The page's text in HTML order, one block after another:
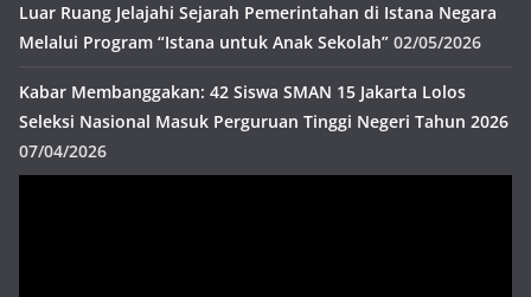
Luar Ruang Jelajahi Sejarah Pemerintahan di Istana Negara
Melalui Program “Istana untuk Anak Sekolah” 02/05/2026
Kabar Membanggakan: 42 Siswa SMAN 15 Jakarta Lolos
Seleksi Nasional Masuk Perguruan Tinggi Negeri Tahun 2026
07/04/2026